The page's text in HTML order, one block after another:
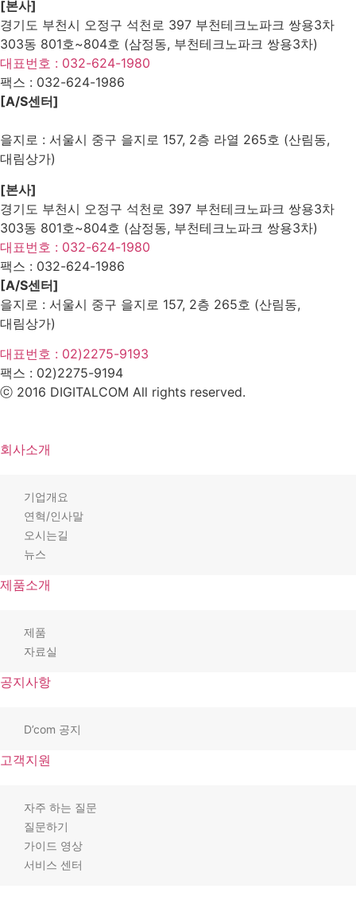
[본사]
경기도 부천시 오정구 석천로 397 부천테크노파크 쌍용3차
303동 801호~804호 (삼정동, 부천테크노파크 쌍용3차)
대표번호 : 032-624-1980
팩스 : 032-624-1986
[A/S센터]
을지로 : 서울시 중구 을지로 157, 2층 라열 265호 (산림동,
대림상가)
[본사]
경기도 부천시 오정구 석천로 397 부천테크노파크 쌍용3차
303동 801호~804호 (삼정동, 부천테크노파크 쌍용3차)
대표번호 : 032-624-1980
팩스 : 032-624-1986
[A/S센터]
을지로 : 서울시 중구 을지로 157, 2층 265호 (산림동,
대림상가)
대표번호 : 02)2275-9193
팩스 : 02)2275-9194​
ⓒ 2016 DIGITALCOM All rights reserved.
회사소개
기업개요
연혁/인사말
오시는길
뉴스
제품소개
제품
자료실
공지사항
D’com 공지
고객지원
자주 하는 질문
질문하기
가이드 영상
서비스 센터